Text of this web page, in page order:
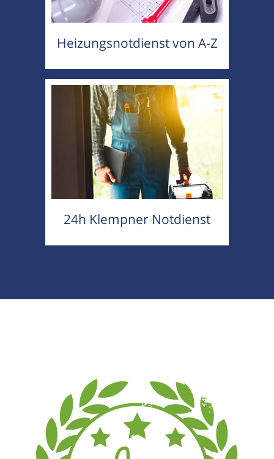
Heizungsnotdienst von A-Z
24h Klempner Notdienst